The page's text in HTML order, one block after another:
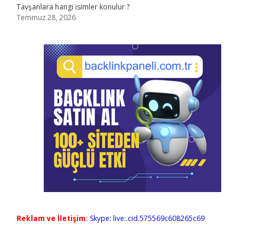
Tavşanlara hangi isimler konulur ?
Temmuz 28, 2026
Reklam ve İletişim: Skype: live:.cid.575569c608265c69